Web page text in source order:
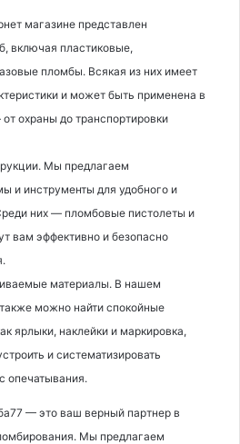
магазине представлен
включая пластиковые,
пломбы. Всякая из них имеет
и может быть применена в
охраны до транспортировки
Мы предлагаем
и инструменты для удобного и
них — пломбовые пистолеты и
вам эффективно и безопасно
материалы. В нашем
можно найти спокойные
ярлыки, наклейки и маркировка,
и систематизировать
опечатывания.
— это ваш верный партнер в
Мы предлагаем